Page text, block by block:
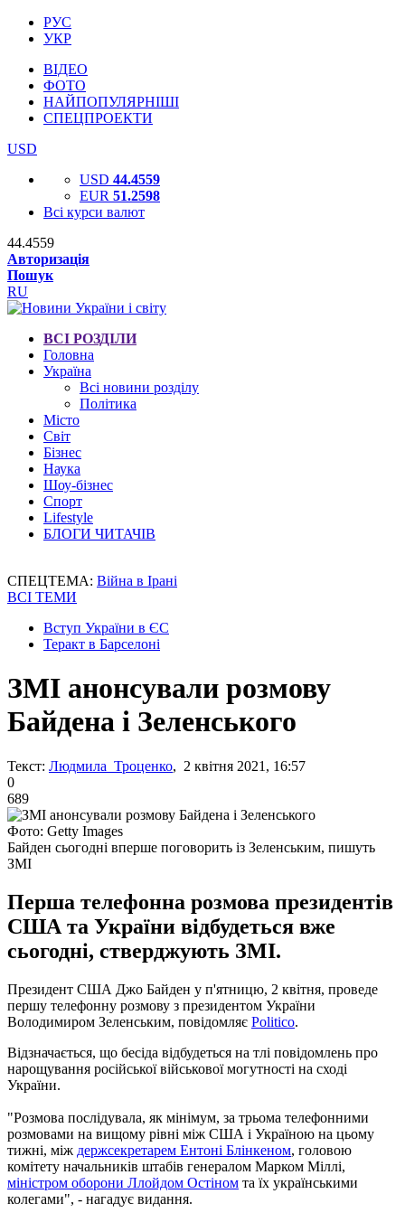
РУС
УКР
ВІДЕО
ФОТО
НАЙПОПУЛЯРНІШІ
СПЕЦПРОЕКТИ
USD
USD 44.4559
EUR 51.2598
Всі курси валют
44.4559
Авторизація
Пошук
RU
ВСІ РОЗДІЛИ
Головна
Україна
Всі новини розділу
Політика
Місто
Світ
Бізнес
Наука
Шоу-бізнес
Спорт
Lifestyle
БЛОГИ ЧИТАЧІВ
СПЕЦТЕМА: Війна в Ірані
ВСІ ТЕМИ
Вступ України в ЄС
Теракт в Барселоні
ЗМІ анонсували розмову
Байдена і Зеленського
Текст: Людмила Троценко, 2 квітня 2021, 16:57
0
689
Фото: Getty Images
Байден сьогодні вперше поговорить із Зеленським, пишуть
ЗМІ
Перша телефонна розмова президентів
США та України відбудеться вже
сьогодні, стверджують ЗМІ.
Президент США Джо Байден у п'ятницю, 2 квітня, проведе
першу телефонну розмову з президентом України
Володимиром Зеленським, повідомляє Politico.
Відзначається, що бесіда відбудеться на тлі повідомлень про
нарощування російської військової могутності на сході
України.
"Розмова послідувала, як мінімум, за трьома телефонними
розмовами на вищому рівні між США і Україною на цьому
тижні, між держсекретарем Ентоні Блінкеном, головою
комітету начальників штабів генералом Марком Міллі,
міністром оборони Ллойдом Остіном та їх українськими
колегами", - нагадує видання.